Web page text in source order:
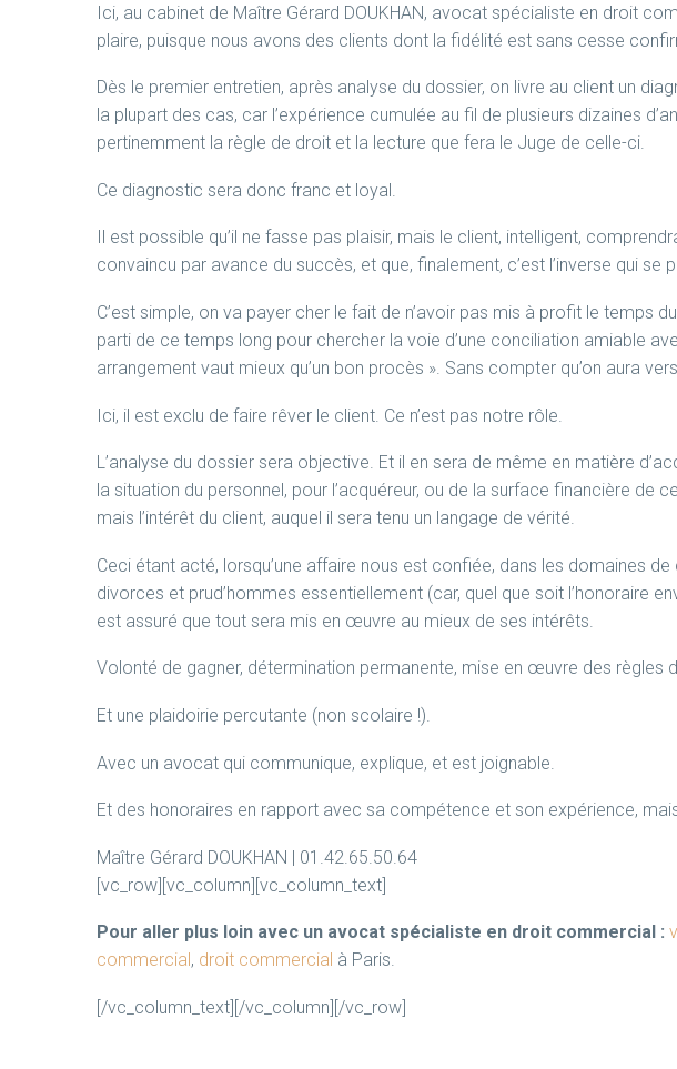
Ici, au cabinet de Maître Gérard DOUKHAN, avocat spécialiste en droit
plaire, puisque nous avons des clients dont la fidélité est sans cesse
Dès le premier entretien, après analyse du dossier, on livre au client un
la plupart des cas, car l’expérience cumulée au fil de plusieurs dizaines
pertinemment la règle de droit et la lecture que fera le Juge de celle-ci.
Ce diagnostic sera donc franc et loyal.
Il est possible qu’il ne fasse pas plaisir, mais le client, intelligent,
convaincu par avance du succès, et que, finalement, c’est l’inverse qui se
C’est simple, on va payer cher le fait de n’avoir pas mis à profit le temps
parti de ce temps long pour chercher la voie d’une conciliation amiable
arrangement vaut mieux qu’un bon procès ». Sans compter qu’on aura
Ici, il est exclu de faire rêver le client. Ce n’est pas notre rôle.
L’analyse du dossier sera objective. Et il en sera de même en matière
la situation du personnel, pour l’acquéreur, ou de la surface financière de
mais l’intérêt du client, auquel il sera tenu un langage de vérité.
Ceci étant acté, lorsqu’une affaire nous est confiée, dans les domaines
divorces et prud’hommes essentiellement (car, quel que soit l’honoraire
est assuré que tout sera mis en œuvre au mieux de ses intérêts.
Volonté de gagner, détermination permanente, mise en œuvre des règles
Et une plaidoirie percutante (non scolaire !).
Avec un avocat qui communique, explique, et est joignable.
Et des honoraires en rapport avec sa compétence et son expérience,
Maître Gérard DOUKHAN | 01.42.65.50.64
[vc_row][vc_column][vc_column_text]
Pour aller plus loin avec un avocat spécialiste en droit commercial :
commercial , droit commercial à Paris.
[/vc_column_text][/vc_column][/vc_row]